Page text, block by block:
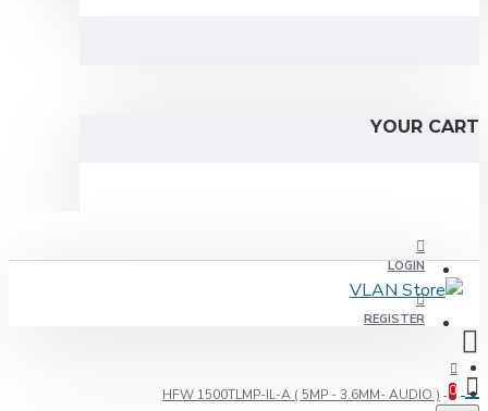
YOUR
LOGIN
REGISTER
HFW 1500TLMP-IL-A ( 5MP - 3.6MM- AUDIO )